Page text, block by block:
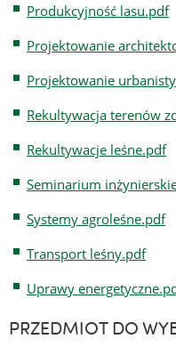
Produkcyjność lasu.pdf
Projektowanie
Projektowanie
Rekultywacja terenów
Rekultywacje leśne.pdf
Seminarium
Systemy agroleśne.pdf
Transport leśny.pdf
Uprawy
PRZEDMIOT DO